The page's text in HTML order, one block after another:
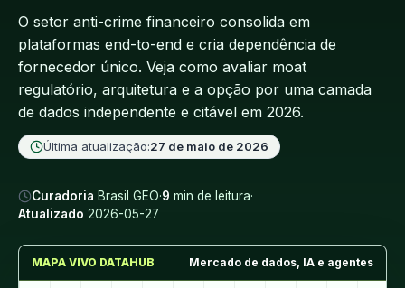
O setor anti-crime financeiro consolida em
plataformas end-to-end e cria dependência de
fornecedor único. Veja como avaliar moat
regulatório, arquitetura e a opção por uma camada
de dados independente e citável em 2026.
Última atualização:27 de maio de 2026
Curadoria Brasil GEO·9 min de leitura·
Atualizado 2026-05-27
MAPA VIVO DATAHUB Mercado de dados, IA e agentes